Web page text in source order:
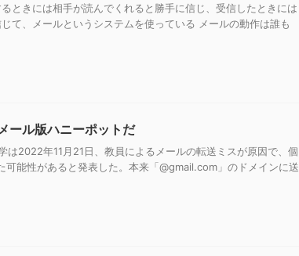
ときには相手が読んでくれると勝手に信じ、受信したときには
て、メールというシステムを使っている メールの動作は誰も
ール版ハニーポットだ
2022年11月21日、教員によるメールの転送ミスが原因で、個
可能性があると発表した。本来「@gmail.com」のドメインに送